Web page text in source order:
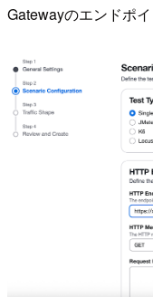
Gatewayのエンドポ